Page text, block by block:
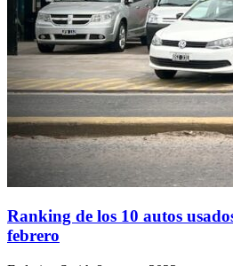
Ranking de los 10 autos
febrero